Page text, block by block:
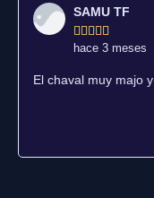
SAMU TF
    
hace 3 meses
El chaval muy majo